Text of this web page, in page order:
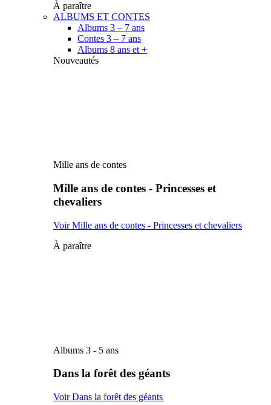
À paraître
ALBUMS ET CONTES
Albums 3 – 7 ans
Contes 3 – 7 ans
Albums 8 ans et +
Nouveautés
Mille ans de contes
Mille ans de contes - Princesses et
chevaliers
Voir Mille ans de contes - Princesses et chevaliers
À paraître
Albums 3 - 5 ans
Dans la forêt des géants
Voir Dans la forêt des géants